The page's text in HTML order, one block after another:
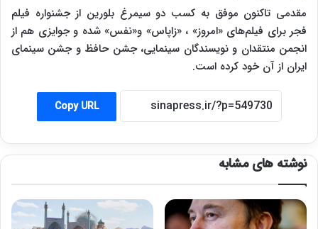
مقدمی تاکنون موفق به کسب دو سیمرغ بلورین از جشنواره فیلم
فجر برای فیلم‌های «امروز» ، «زاپاس» و«نفس» شده و جوایزی هم از
انجمن منتقدان و نویسندگان سینمایی، جشن حافظ و جشن سینمای
ایران از آن خود کرده است.
Copy URL
نوشته های مشابه